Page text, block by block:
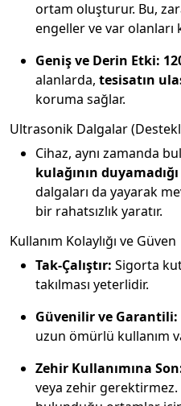
ortam oluşturur. Bu,
engeller ve var olanları
Geniş ve Derin Etki:
alanlarda, tesisatın
koruma sağlar.
Ultrasonik Dalgalar
Cihaz, aynı zamanda
kulağının duyamadığı
dalgaları da yayarak
bir rahatsızlık yaratır.
Kullanım Kolaylığı ve Güven
Tak-Çalıştır: Sigorta
takılması yeterlidir.
Güvenilir ve Garantili:
uzun ömürlü kullanım
Zehir Kullanımına
veya zehir gerektirmez.